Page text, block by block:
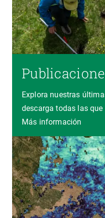
Explora nuestras
descarga todas las
Más información